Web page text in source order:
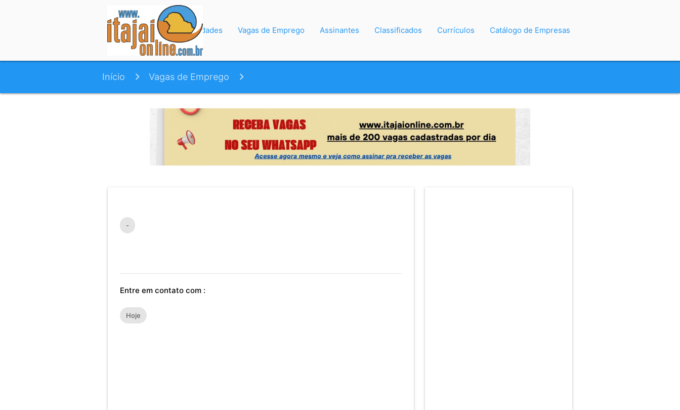
Início Variedades Vagas de Emprego Assinantes Classificados Currículos Catálogo de Empresas
Início Vagas de Emprego
-
Entre em contato com :
Hoje